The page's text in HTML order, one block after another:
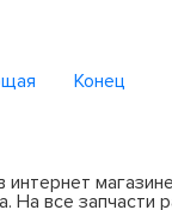
Конец
интернет
все запчасти